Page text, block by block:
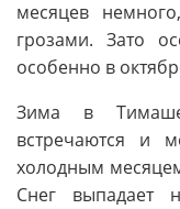
месяцев
грозами. Зато
особенно в
Зима в
встречаются и
холодным
Снег выпадает